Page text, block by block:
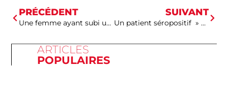
PRÉCÉDENT
Une femme ayant subi une greffe d’utérus donne naissance.
SUIVANT
Un patient séropositif » guéri » du virus par une greffe de moelle osseuse
ARTICLES
POPULAIRES